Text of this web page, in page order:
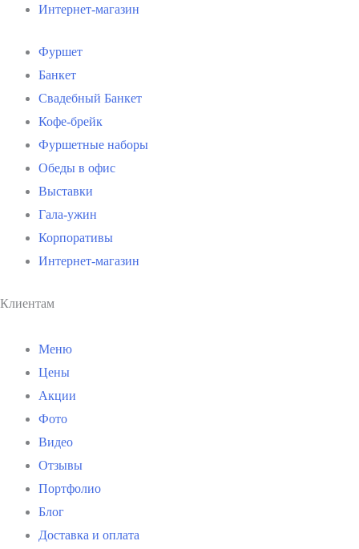
Интернет-магазин
Фуршет
Банкет
Свадебный Банкет
Кофе-брейк
Фуршетные наборы
Обеды в офис
Выставки
Гала-ужин
Корпоративы
Интернет-магазин
Клиентам
Меню
Цены
Акции
Фото
Видео
Отзывы
Портфолио
Блог
Доставка и оплата